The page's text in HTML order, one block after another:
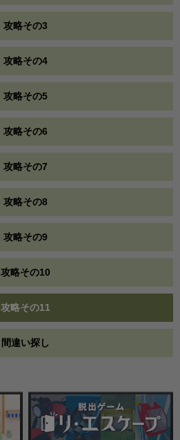
攻略その3
攻略その4
攻略その5
攻略その6
攻略その7
攻略その8
攻略その9
攻略その10
攻略その11
間違い探し